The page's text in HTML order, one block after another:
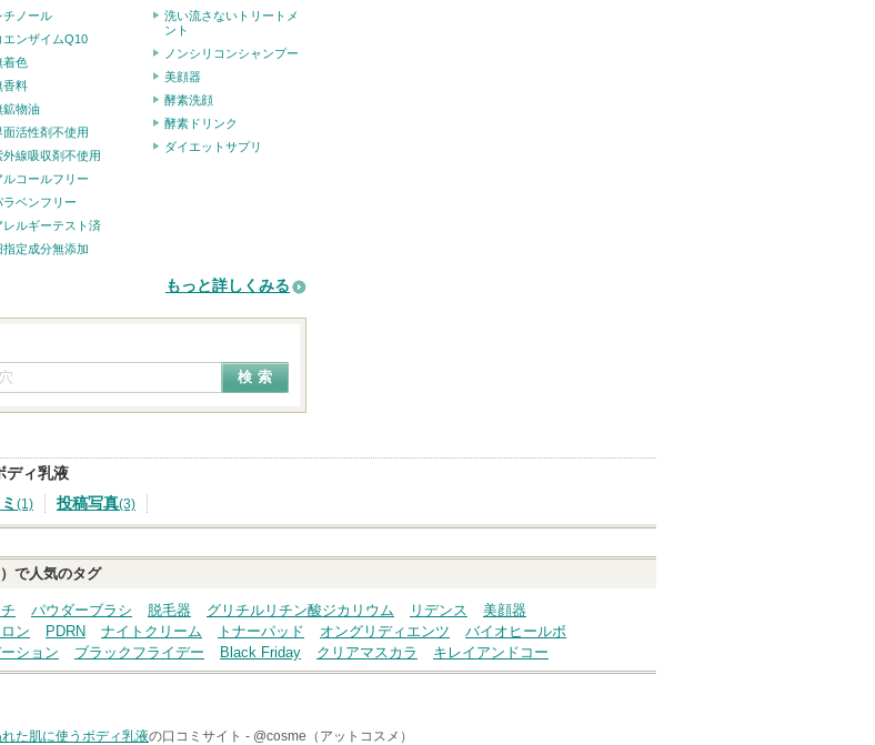
チノール
エンザイムQ10
着色
香料
鉱物油
面活性剤不使用
外線吸収剤不使用
ルコールフリー
ラベンフリー
レルギーテスト済
指定成分無添加
洗い流さないトリートメ
ント
ノンシリコンシャンプー
美顔器
酵素洗顔
酵素ドリンク
ダイエットサプリ
もっと詳しくみる
ディ乳液
(1) 投稿写真(3)
で人気のタグ
パウダーブラシ 脱毛器 グリチルリチン酸ジカリウム リデンス
美顔器
ン PDRN ナイトクリーム トナーパッド オングリディエンツ
バイオヒールボ
ション ブラックフライデー Black Friday クリアマスカラ キレイアンドコー
た肌に使うボディ乳液の口コミサイト - @cosme（アットコスメ）